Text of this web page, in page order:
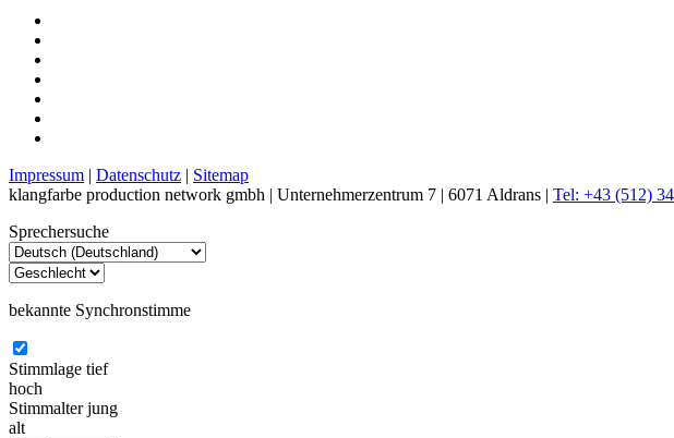
Impressum | Datenschutz | Sitemap
klangfarbe production network gmbh | Unternehmerzentrum 7 | 6071 Aldrans | Tel: +43 (512)
Sprechersuche
bekannte Synchronstimme
Stimmlage tief
hoch
Stimmalter jung
alt